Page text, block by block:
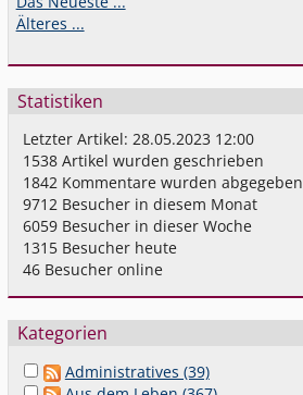
Älteres ...
Statistiken
Letzter Artikel:28.05.2023 12:00
1538 Artikel wurden geschrieben
1842 Kommentare wurden abgegeben
9712 Besucher in diesem Monat
6059 Besucher in dieser Woche
1315 Besucher heute
46 Besucher online
Kategorien
Administratives (39)